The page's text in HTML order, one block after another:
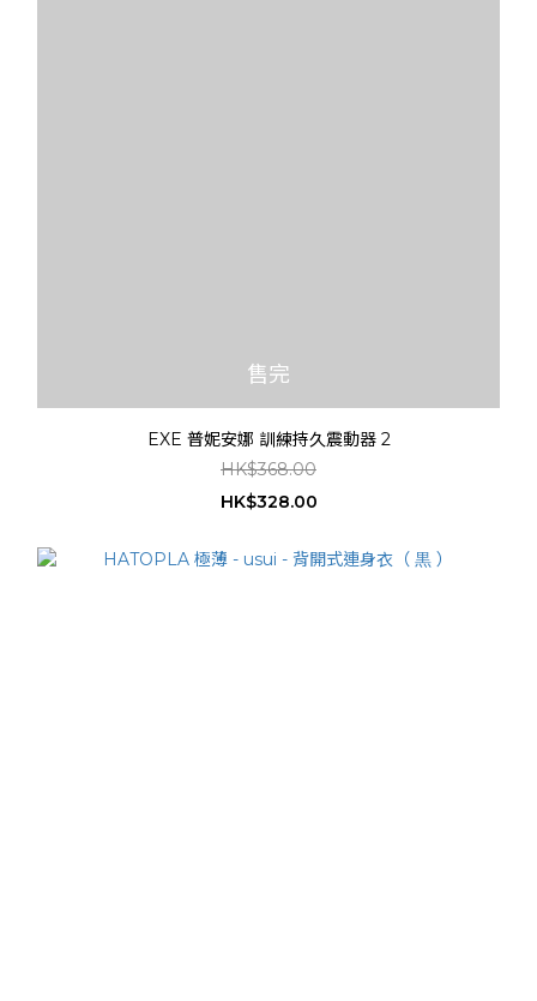
售完
EXE 普妮安娜 訓練持久震動器 2
HK$368.00
HK$328.00